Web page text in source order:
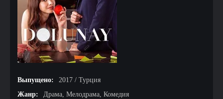
Выпущено:
2017 / Турция
Жанр:
Драма, Мелодрама, Комедия